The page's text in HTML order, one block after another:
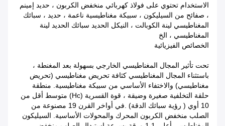
الاستخدام تحتوي على فولاذ كهربائي منخفض الكربون ، حديد إمينم
، صفائح من السيليكون ، سبيكة مغناطيسية ناعمة ، حديد ، سبائك
المغناطيسي لينة الكوبالت ، النيكل الحديد سبائك الحديد لينة
المغناطيسي ، الخ
الخصائص الفيزيائية
تحت تأثير المجال المغناطيسي الخارجي بسهولة بعد المغنطة ،
باستثناء المجال المغناطيسي كثافة تحريض مغناطيسي (تحريض
مغناطيسي) والاختفاء الأساسي من سبيكة مغناطيسية. منطقة
حلقة التخلفية صغيرة وضيقة ، قوة القسرية (Hc) متوسط ​​أقل من
10 أوي ( رؤية سبائك الدقة) .في أواخر القرن 19 مصنوعة من
الصلب منخفض الكربون المحرك والمحولات الأساسية. السيليكون